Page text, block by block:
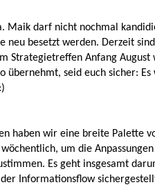
Maik darf nicht nochmal
neu besetzt werden. Derzeit
Strategietreffen Anfang August
seid euch sicher: Es
haben wir eine breite Palette
um die
Es geht insgesamt
Informationsflow